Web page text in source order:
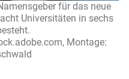
für das neue
Universitäten in sechs
Montage: